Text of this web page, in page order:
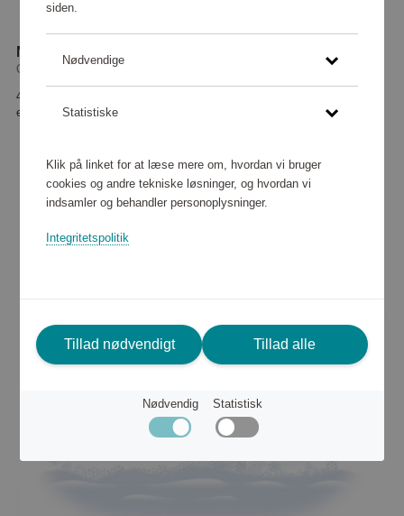
Nakkepude med hætte Misty Grey
OVAER
49 280 point
eller
448 kr
siden.
Nødvendige
Statistiske
Klik på linket for at læse mere om, hvordan vi bruger
cookies og andre tekniske løsninger, og hvordan vi
indsamler og behandler personoplysninger.
Integritetspolitik
Tillad nødvendigt Tillad alle
Nødvendig Statistisk